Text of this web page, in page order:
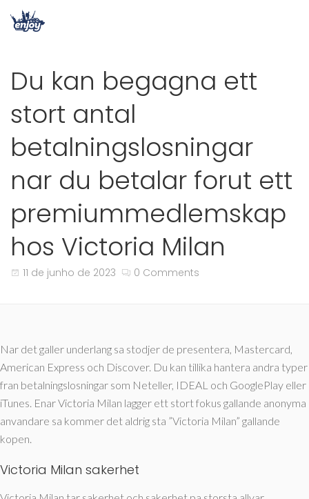
Du kan begagna ett
stort antal
betalningslosningar
nar du betalar forut ett
premiummedlemskap
hos Victoria Milan
11 de junho de 2023 0 Comments
Nar det galler underlang sa stodjer de presentera, Mastercard,
American Express och Discover. Du kan tillika hantera andra typer
fran betalningslosningar som Neteller, IDEAL och GooglePlay eller
iTunes. Enar Victoria Milan lagger ett stort fokus gallande anonyma
anvandare sa kommer det aldrig sta ”Victoria Milan” gallande
kopen.
Victoria Milan sakerhet